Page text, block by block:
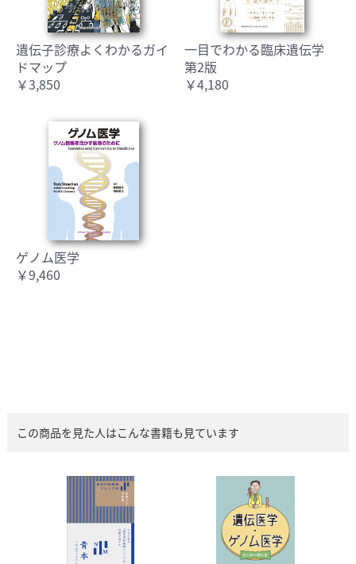
遺伝子診療よくわかるガイ
ドマップ
￥3,850
一目でわかる臨床遺伝学
第2版
￥4,180
ゲノム医学
￥9,460
この商品を見た人はこんな書籍も見ています